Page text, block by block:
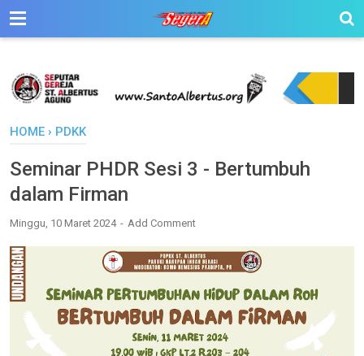
HOME › PDKK
Seminar PHDR Sesi 3 - Bertumbuh
dalam Firman
Minggu, 10 Maret 2024 Add Comment